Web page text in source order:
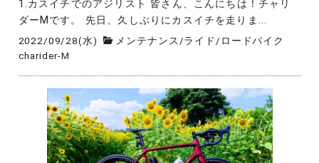
1.カスイチでのアジリスト 皆さん、こんにちは！チャリ
ダーMです。 先日、久しぶりにカスイチを走りま...
2022/09/28(水) メンテナンス /ライド / ロードバイク
charider-M